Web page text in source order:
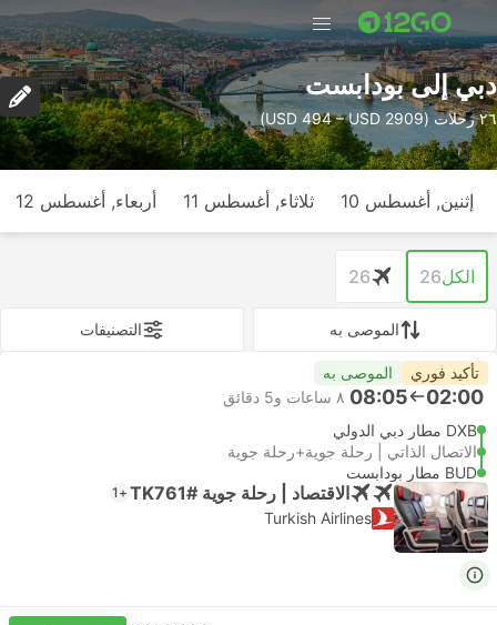
دبي إلى بودابست
٢٦ رحلات (USD 494 – USD 2909)
إثنين, أغسطس 10 ثلاثاء, أغسطس 11 أربعاء, أغسطس 12
الكل26
26
الموصى به التصنيفات
تأكيد فوري الموصى به
02:00
08:05 ٨ ساعات و‫5 دقائق
DXB مطار دبي الدولي
الاتصال الذاتي | رحلة جوية+رحلة جوية
BUD مطار بودابست
الاقتصاد | رحلة جوية #TK761 +1
Turkish Airlines